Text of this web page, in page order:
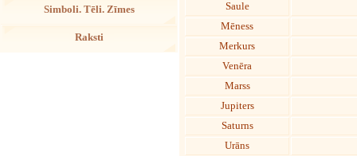
Simboli. Tēli. Zīmes
Raksti
Saule
Mēness
Merkurs
Venēra
Marss
Jupiters
Saturns
Urāns